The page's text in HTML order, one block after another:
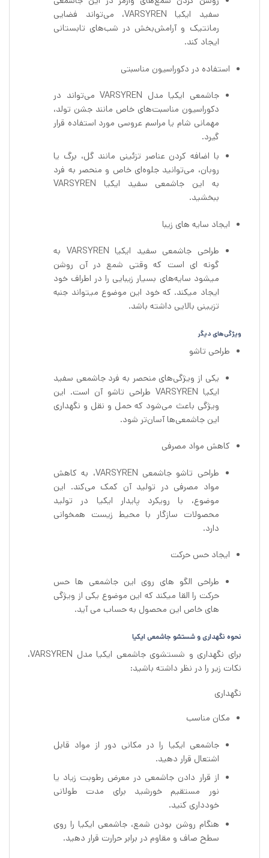
سفید ایکیا VARSYREN، می‌تواند فضایی
رمانتیک و آرامش‌بخش در شب‌های تابستانی
ایجاد کند.
استفاده در دکوراسیون مناسبتی
جاشمعی ایکیا مدل VARSYREN می‌تواند در
دکوراسیون مناسبت‌های خاص مانند جشن تولد،
مهمانی شام یا مراسم عروسی مورد استفاده قرار
گیرد.
با اضافه کردن عناصر تزئینی مانند گل، برگ یا
روبان، می‌توانید جلوه‌ای خاص و منحصر به فرد
به این جاشمعی سفید ایکیا VARSYREN
ببخشید.
ایجاد سایه های زیبا
طراحی جاشمعی سفید ایکیا VARSYREN به
گونه ای است که وقتی شمع در آن روشن
میشود سایه‌های بسیار زیبایی را در اطراف خود
ایجاد میکند. که خود این موضوع میتواند جنبه
تزیینی بالایی داشته باشد.
ویژگی‌های دیگر
طراحی تاشو
یکی از ویژگی‌های منحصر به فرد جاشمعی سفید
ایکیا VARSYREN طراحی تاشو آن است. این
ویژگی باعث می‌شود که حمل و نقل و نگهداری
این جاشمعی‌ها آسان‌تر شود.
کاهش مواد مصرفی
طراحی تاشو جاشمعی VARSYREN، به کاهش
مواد مصرفی در تولید آن کمک می‌کند. این
موضوع، با رویکرد پایدار ایکیا در تولید
محصولات سازگار با محیط زیست همخوانی
دارد.
ایجاد حس حرکت
طراحی الگو های روی این جاشمعی ها حس
حرکت را القا میکند که این موضوع یکی از ویژگی
های خاص این محصول به حساب می آید.
نحوه نگهداری و شستشو جاشمعی ایکیا
برای نگهداری و شستشوی جاشمعی ایکیا مدل VARSYREN،
نکات زیر را در نظر داشته باشید:
نگهداری
مکان مناسب
جاشمعی ایکیا را در مکانی دور از مواد قابل
اشتعال قرار دهید.
از قرار دادن جاشمعی در معرض رطوبت زیاد یا
نور مستقیم خورشید برای مدت طولانی
خودداری کنید.
هنگام روشن بودن شمع، جاشمعی ایکیا را روی
سطح صاف و مقاوم در برابر حرارت قرار دهید.